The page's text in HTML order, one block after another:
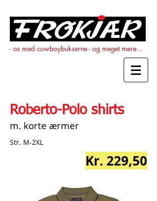
- os med cowboybukserne - og meget mere...
Roberto-Polo shirts
m. korte ærmer
Str. M-2XL
Kr. 229,50